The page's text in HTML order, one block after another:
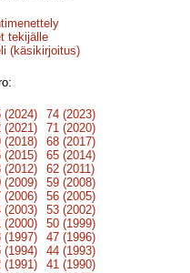
tekijälle
(käsikirjoitus)
(2024)
74 (2023)
(2021)
71 (2020)
(2018)
68 (2017)
(2015)
65 (2014)
(2012)
62 (2011)
(2009)
59 (2008)
(2006)
56 (2005)
(2003)
53 (2002)
(2000)
50 (1999)
(1997)
47 (1996)
(1994)
44 (1993)
(1991)
41 (1990)